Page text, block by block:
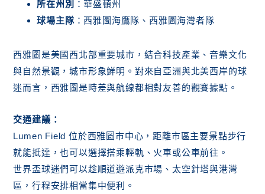
所在州別
：華盛頓州
球場主隊：西雅圖海鷹隊、西雅圖海灣者隊
西雅圖是美國西北部重要城市，結合科技產業、音樂文化
與自然景觀，城市形象鮮明。對來自亞洲與北美西岸的球
迷而言，西雅圖是時差與航線都相對友善的觀賽據點。
交通建議：
Lumen Field 位於西雅圖市中心，距離市區主要景點步行
就能抵達，也可以選擇搭乘輕軌、火車或公車前往。
世界盃球迷們可以趁順道遊派克市場、太空針塔與港灣
區，行程安排相當集中便利。